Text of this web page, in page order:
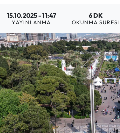
15.10.2025 - 11:47
YAYINLANMA
6 DK
OKUNMA SÜRESI